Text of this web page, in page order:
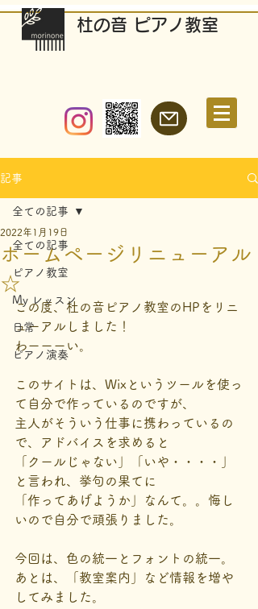
​杜の音 ピアノ教室
記事
全ての記事
ピアノ教室
My レッスン
日常
ピアノ演奏
全ての記事
ホームページリニューアル
☆
2022年1月19日
この度、杜の音ピアノ教室のHPをリニ
ューアルしました！
わーーーい。
このサイトは、Wixというツールを使っ
て自分で作っているのですが、
主人がそういう仕事に携わっているの
で、アドバイスを求めると
「クールじゃない」「いや・・・・」
と言われ、挙句の果てに
「作ってあげようか」なんて。。悔し
いので自分で頑張りました。
今回は、色の統一とフォントの統一。
あとは、「教室案内」など情報を増や
してみました。